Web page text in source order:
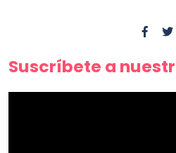
Suscríbete a